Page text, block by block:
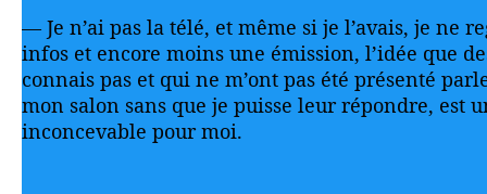
— Je n’ai pas la télé, et même si je l’avais, je ne
infos et encore moins une émission, l’idée que
connais pas et qui ne m’ont pas été présenté
mon salon sans que je puisse leur répondre, est
inconcevable pour moi.